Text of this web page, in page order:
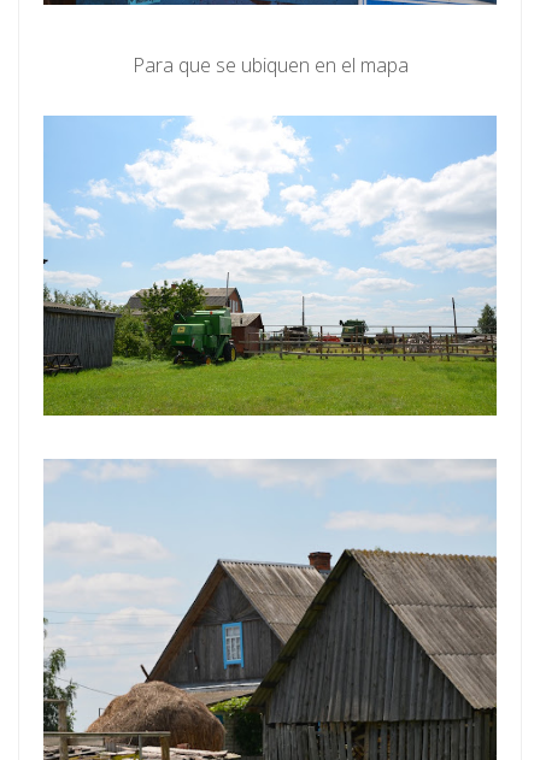
Para que se ubiquen en el mapa